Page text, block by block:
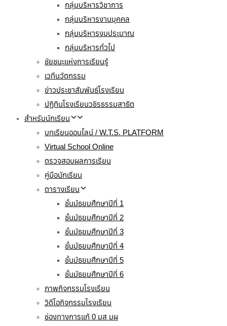
กลุ่มบริหารวิชาการ
กลุ่มบริหารงานบุคคล
กลุ่มบริหารงบประมาณ
กลุ่มบริหารทั่วไป
ชัยชนะแห่งการเรียนรู้
เวทีนวัตกรรม
ข่าวประชาสัมพันธ์โรงเรียน
ปฏิทินโรงเรียนวชิรธรรมสาธิต
สำหรับนักเรียน
บทเรียนออนไลน์ / W.T.S. PLATFORM
Virtual School Online
ตรวจสอบผลการเรียน
คู่มือนักเรียน
ตารางเรียน
ชั้นมัธยมศึกษาปีที่ 1
ชั้นมัธยมศึกษาปีที่ 2
ชั้นมัธยมศึกษาปีที่ 3
ชั้นมัธยมศึกษาปีที่ 4
ชั้นมัธยมศึกษาปีที่ 5
ชั้นมัธยมศึกษาปีที่ 6
ภาพกิจกรรมโรงเรียน
วิดีโอกิจกรรมโรงเรียน
ช่องทางการแก้ 0 มส มผ